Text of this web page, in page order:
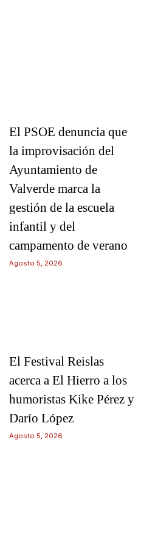
El PSOE denuncia que
la improvisación del
Ayuntamiento de
Valverde marca la
gestión de la escuela
infantil y del
campamento de verano
Agosto 5, 2026
El Festival Reislas
acerca a El Hierro a los
humoristas Kike Pérez y
Darío López
Agosto 5, 2026